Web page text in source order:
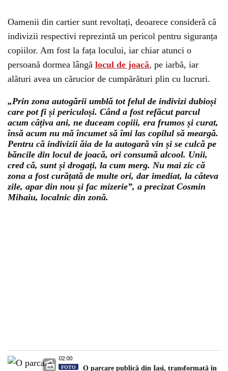
Oamenii din cartier sunt revoltați, deoarece consideră că
indivizii respectivi reprezintă un pericol pentru siguranța
copiilor. Am fost la fața locului, iar chiar atunci o
persoană dormea lângă locul de joacă, pe iarbă, iar
alături avea un cărucior de cumpărături plin cu lucruri.
„Prin zona autogării umblă tot felul de indivizi dubioși
care pot fi și periculoși. Când a fost refăcut parcul
acum câțiva ani, ne duceam copiii, era frumos și curat,
însă acum nu mă încumet să îmi las copilul să meargă.
Pentru că indivizii ăia de la autogară vin și se culcă pe
băncile din locul de joacă, ori consumă alcool. Unii,
cred că, sunt și drogați, la cum merg. Nu mai zic că
zona a fost curățată de multe ori, dar imediat, la câteva
zile, apar din nou și fac mizerie”, a precizat Cosmin
Mihaiu, localnic din zonă.
02:00
FOTO
O parcare publică din Iași, transformată în